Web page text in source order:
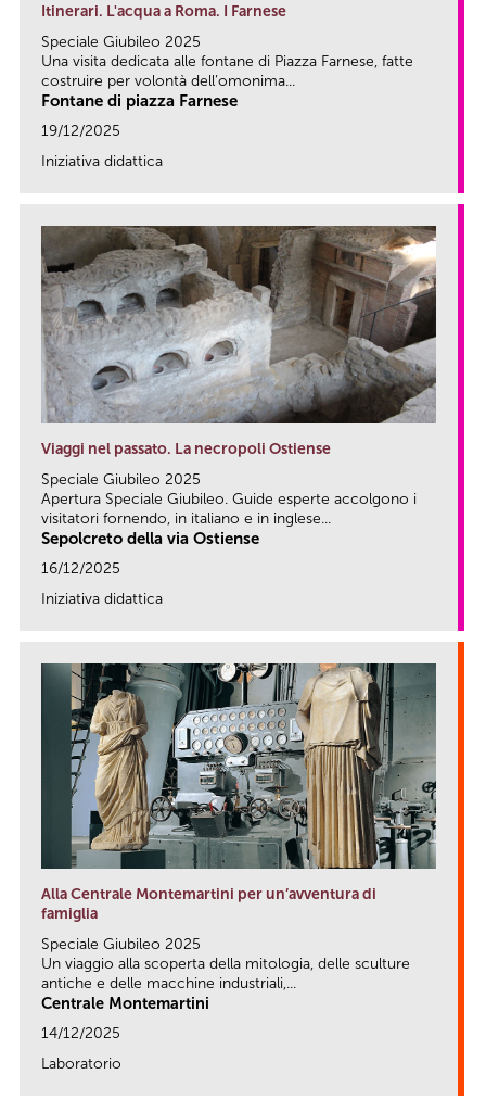
Itinerari. L'acqua a Roma. I Farnese
Speciale Giubileo 2025
Una visita dedicata alle fontane di Piazza Farnese, fatte
costruire per volontà dell’omonima...
Fontane di piazza Farnese
19/12/2025
Iniziativa didattica
Viaggi nel passato. La necropoli Ostiense
Speciale Giubileo 2025
Apertura Speciale Giubileo. Guide esperte accolgono i
visitatori fornendo, in italiano e in inglese...
Sepolcreto della via Ostiense
16/12/2025
Iniziativa didattica
Alla Centrale Montemartini per un’avventura di
famiglia
Speciale Giubileo 2025
Un viaggio alla scoperta della mitologia, delle sculture
antiche e delle macchine industriali,...
Centrale Montemartini
14/12/2025
Laboratorio